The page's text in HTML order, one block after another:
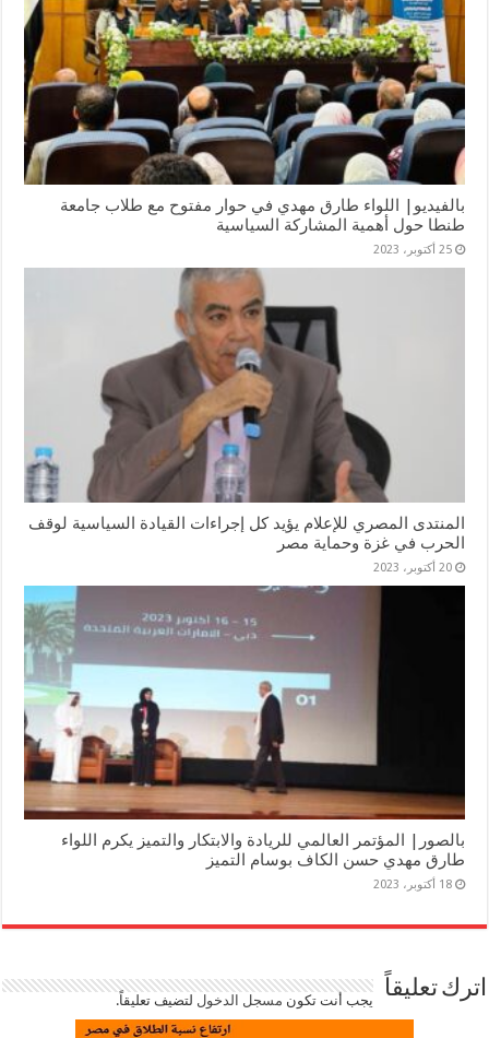
بالفيديو| اللواء طارق مهدي في حوار مفتوح مع طلاب جامعة
طنطا حول أهمية المشاركة السياسية
25 أكتوبر، 2023
المنتدى المصري للإعلام يؤيد كل إجراءات القيادة السياسية لوقف
الحرب في غزة وحماية مصر
20 أكتوبر، 2023
بالصور| المؤتمر العالمي للريادة والابتكار والتميز يكرم اللواء
طارق مهدي حسن الكاف بوسام التميز
18 أكتوبر، 2023
اترك تعليقاً يجب أنت تكون مسجل الدخوللتضيف تعليقاً.